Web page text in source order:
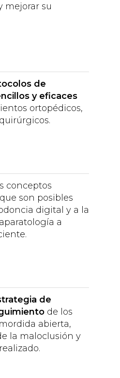
mejorar su
de
y eficaces
ortopédicos,
conceptos
que son posibles
digital y a la
a
de
de los
abierta,
la maloclusión y